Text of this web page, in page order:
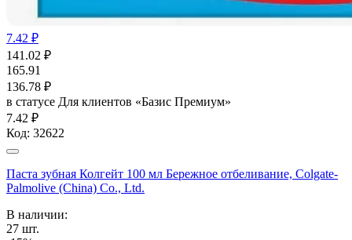
7.42 ₽
141.02 ₽
165.91
136.78 ₽
в статусе Для клиентов «Базис Премиум»
7.42 ₽
Код: 32622
Паста зубная Колгейт 100 мл Бережное отбеливание, Colgate-
Palmolive (China) Co., Ltd.
В наличии:
27 шт.